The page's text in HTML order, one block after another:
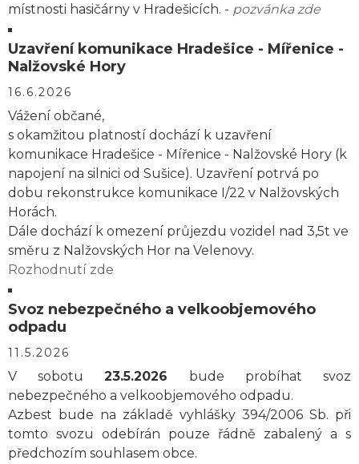
místnosti hasičárny v Hradešicích. - pozvánka zde
Uzavření komunikace Hradešice - Mířenice -
Nalžovské Hory
16.6.2026
Vážení občané,
s okamžitou platností dochází k uzavření
komunikace Hradešice - Mířenice - Nalžovské Hory (k
napojení na silnici od Sušice). Uzavření potrvá po
dobu rekonstrukce komunikace I/22 v Nalžovských
Horách.
Dále dochází k omezení průjezdu vozidel nad 3,5t ve
směru z Nalžovských Hor na Velenovy.
Rozhodnutí zde
Svoz nebezpečného a velkoobjemového
odpadu
11.5.2026
V sobotu23.5.2026 bude probíhat svoz
nebezpečného a velkoobjemového odpadu.
Azbest bude na základě vyhlášky 394/2006 Sb. při
tomto svozu odebírán pouze řádně zabalený a s
předchozím souhlasem obce.